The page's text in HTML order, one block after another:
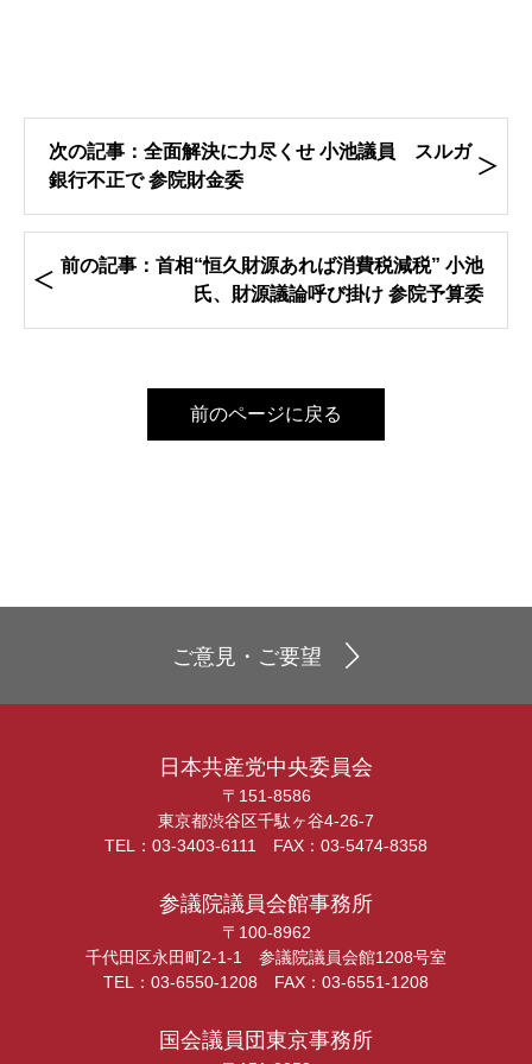
次の記事：全面解決に力尽くせ 小池議員 スルガ
銀行不正で 参院財金委
前の記事：首相“恒久財源あれば消費税減税” 小池
氏、財源議論呼び掛け 参院予算委
前のページに戻る
ご意見・ご要望
日本共産党中央委員会
〒151-8586
東京都渋谷区千駄ヶ谷4-26-7
TEL：03-3403-6111 FAX：03-5474-8358
参議院議員会館事務所
〒100-8962
千代田区永田町2-1-1 参議院議員会館1208号室
TEL：03-6550-1208 FAX：03-6551-1208
国会議員団東京事務所